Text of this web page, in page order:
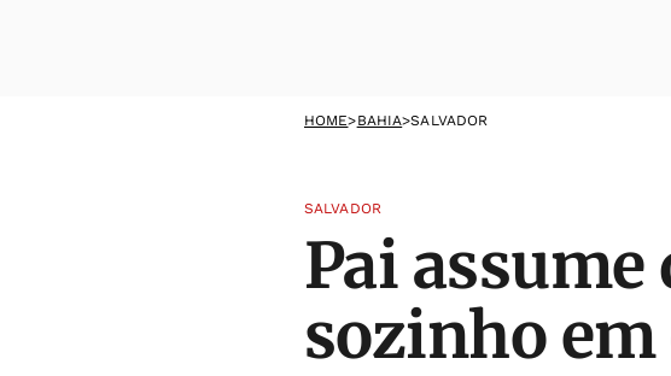
HOME>BAHIA>SALVADOR
SALVADOR
Pai
sozinho em